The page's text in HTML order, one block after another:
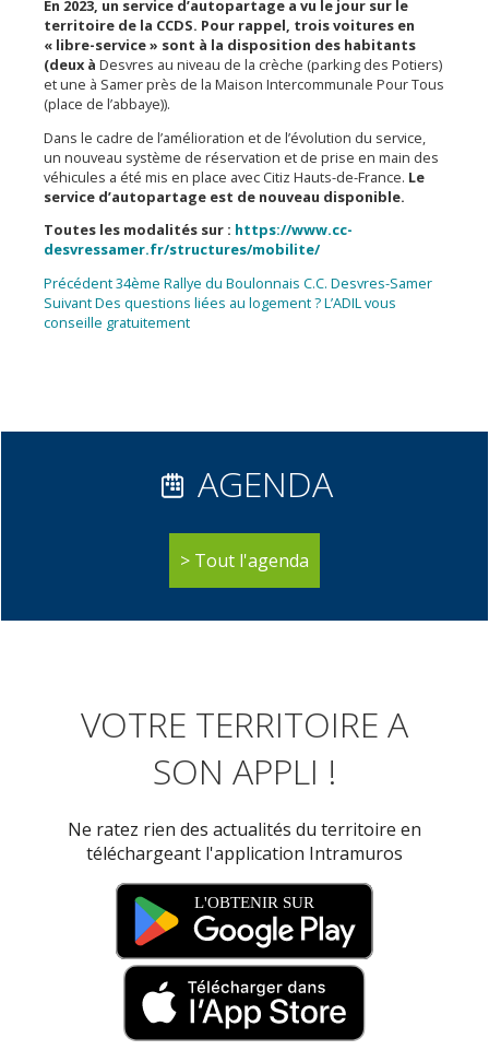
En 2023, un service d’autopartage a vu le jour sur le
territoire de la CCDS. Pour rappel, trois voitures en
« libre-service » sont à la disposition des habitants
(deux à Desvres au niveau de la crèche (parking des Potiers)
et une à Samer près de la Maison Intercommunale Pour Tous
(place de l’abbaye)).
Dans le cadre de l’amélioration et de l’évolution du service,
un nouveau système de réservation et de prise en main des
véhicules a été mis en place avec Citiz Hauts-de-France. Le
service d’autopartage est de nouveau disponible.
Toutes les modalités sur : https://www.cc-
desvressamer.fr/structures/mobilite/
Navigation
de
PrécédentArticle
précédent :
34ème Rallye du Boulonnais C.C. Desvres-Samer
SuivantArticle
suivant :
Des questions liées au logement ? L’ADIL vous
conseille gratuitement
AGENDA
Tout l'agenda
VOTRE TERRITOIRE A
SON APPLI !
Ne ratez rien des actualités du territoire en
téléchargeant l'application Intramuros